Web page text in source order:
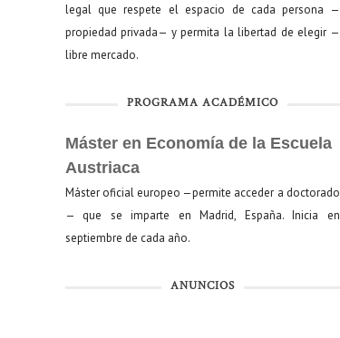
legal que respete el espacio de cada persona —
propiedad privada— y permita la libertad de elegir —
libre mercado.
PROGRAMA ACADÉMICO
Máster en Economía de la Escuela
Austriaca
Máster oficial europeo —permite acceder a doctorado
— que se imparte en Madrid, España. Inicia en
septiembre de cada año.
ANUNCIOS